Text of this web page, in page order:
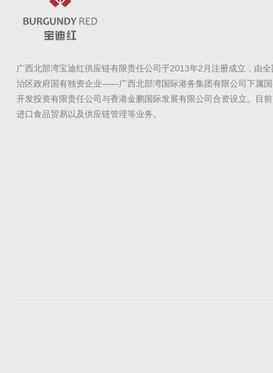
广西北部湾宝迪红供应链有限责任公司于2013年2月注册成立，由
治区政府国有独资企业——广西北部湾国际港务集团有限公司下属
开发投资有限责任公司与香港金鹏国际发展有限公司合资设立。目
进口食品贸易以及供应链管理等业务。